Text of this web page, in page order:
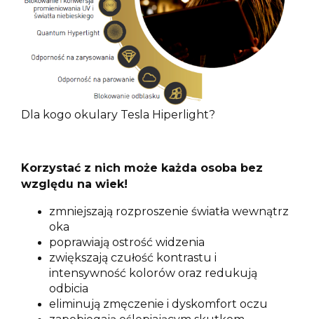
Dla kogo okulary Tesla Hiperlight?
Korzystać z nich może każda osoba bez
względu na wiek!
zmniejszają rozproszenie światła wewnątrz
oka
poprawiają ostrość widzenia
zwiększają czułość kontrastu i
intensywność kolorów oraz redukują
odbicia
eliminują zmęczenie i dyskomfort oczu